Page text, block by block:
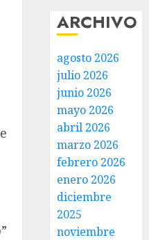
ARCHIVO
agosto 2026
julio 2026
junio 2026
mayo 2026
abril 2026
marzo 2026
febrero 2026
enero 2026
diciembre
2025
noviembre